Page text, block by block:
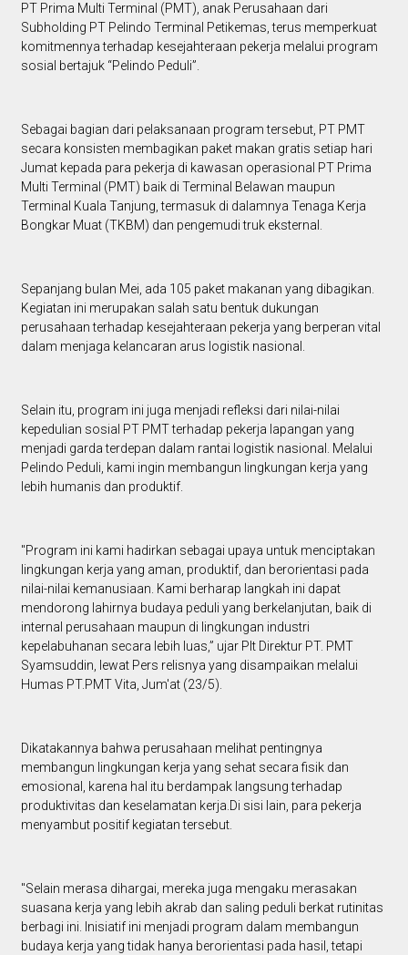
PT Prima Multi Terminal (PMT), anak Perusahaan dari
Subholding PT Pelindo Terminal Petikemas, terus memperkuat
komitmennya terhadap kesejahteraan pekerja melalui program
sosial bertajuk “Pelindo Peduli”.
Sebagai bagian dari pelaksanaan program tersebut, PT PMT
secara konsisten membagikan paket makan gratis setiap hari
Jumat kepada para pekerja di kawasan operasional PT Prima
Multi Terminal (PMT) baik di Terminal Belawan maupun
Terminal Kuala Tanjung, termasuk di dalamnya Tenaga Kerja
Bongkar Muat (TKBM) dan pengemudi truk eksternal.
Sepanjang bulan Mei, ada 105 paket makanan yang dibagikan.
Kegiatan ini merupakan salah satu bentuk dukungan
perusahaan terhadap kesejahteraan pekerja yang berperan vital
dalam menjaga kelancaran arus logistik nasional.
Selain itu, program ini juga menjadi refleksi dari nilai-nilai
kepedulian sosial PT PMT terhadap pekerja lapangan yang
menjadi garda terdepan dalam rantai logistik nasional. Melalui
Pelindo Peduli, kami ingin membangun lingkungan kerja yang
lebih humanis dan produktif.
"Program ini kami hadirkan sebagai upaya untuk menciptakan
lingkungan kerja yang aman, produktif, dan berorientasi pada
nilai-nilai kemanusiaan. Kami berharap langkah ini dapat
mendorong lahirnya budaya peduli yang berkelanjutan, baik di
internal perusahaan maupun di lingkungan industri
kepelabuhanan secara lebih luas,” ujar Plt Direktur PT. PMT
Syamsuddin, lewat Pers relisnya yang disampaikan melalui
Humas PT.PMT Vita, Jum'at (23/5).
Dikatakannya bahwa perusahaan melihat pentingnya
membangun lingkungan kerja yang sehat secara fisik dan
emosional, karena hal itu berdampak langsung terhadap
produktivitas dan keselamatan kerja.Di sisi lain, para pekerja
menyambut positif kegiatan tersebut.
"Selain merasa dihargai, mereka juga mengaku merasakan
suasana kerja yang lebih akrab dan saling peduli berkat rutinitas
berbagi ini. Inisiatif ini menjadi program dalam membangun
budaya kerja yang tidak hanya berorientasi pada hasil, tetapi